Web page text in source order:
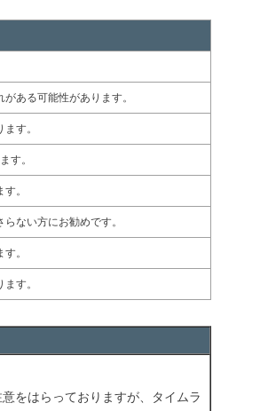
ある可能性があります。
す。
す。
。
ない方にお勧めです。
。
す。
をはらっておりますが、タイムラ